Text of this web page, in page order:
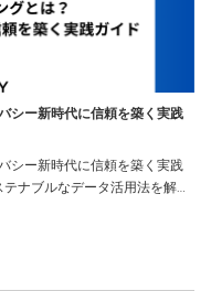
シー新時代に信頼を築く実践
シー新時代に信頼を築く実践
ナブルなデータ活用法を解